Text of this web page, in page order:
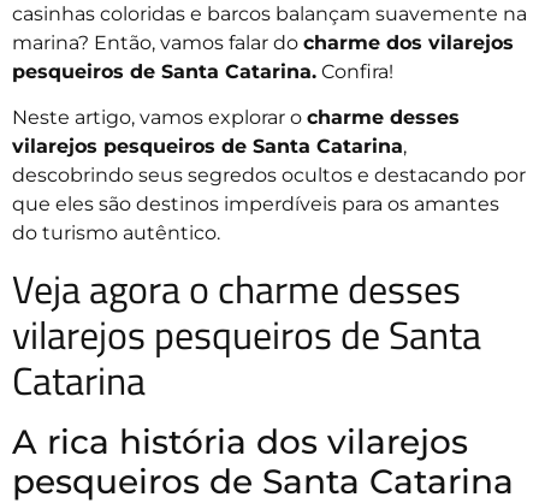
casinhas coloridas e barcos balançam suavemente na
marina? Então, vamos falar do charme dos vilarejos
pesqueiros de Santa Catarina. Confira!
Neste artigo, vamos explorar o charme desses
vilarejos pesqueiros de Santa Catarina,
descobrindo seus segredos ocultos e destacando por
que eles são destinos imperdíveis para os amantes
do turismo autêntico.
Veja agora o charme desses
vilarejos pesqueiros de Santa
Catarina
A rica história dos vilarejos
pesqueiros de Santa Catarina